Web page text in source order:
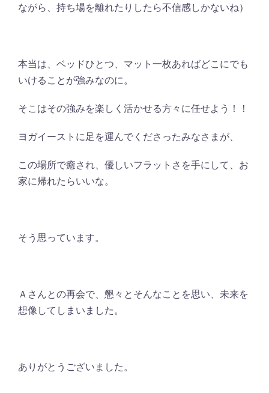
ながら、持ち場を離れたりしたら不信感しかないね）
本当は、ベッドひとつ、マット一枚あればどこにでも
いけることが強みなのに。
そこはその強みを楽しく活かせる方々に任せよう！！
ヨガイーストに足を運んでくださったみなさまが、
この場所で癒され、優しいフラットさを手にして、お
家に帰れたらいいな。
そう思っています。
Ａさんとの再会で、懇々とそんなことを思い、未来を
想像してしまいました。
ありがとうございました。